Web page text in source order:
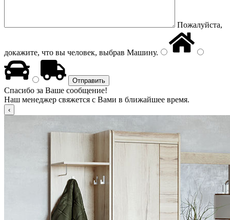
Пожалуйста,
докажите, что вы человек, выбрав Машину.
Спасибо за Ваше сообщение!
Наш менеджер свяжется с Вами в ближайшее время.